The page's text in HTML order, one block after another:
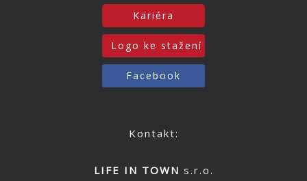
Kariéra
Logo ke stažení
Facebook
Kontakt:
LIFE IN TOWN s.r.o.